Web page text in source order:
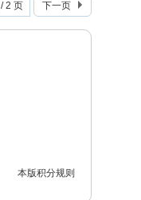
/ 2 页 下一页
本版积分规则